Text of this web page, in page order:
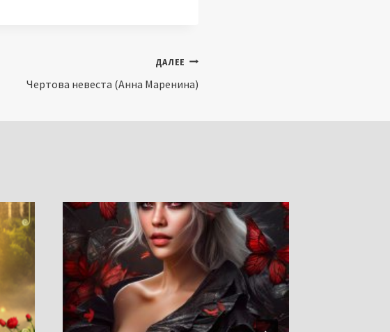
ДАЛЕЕ
Чертова невеста (Анна Маренина)